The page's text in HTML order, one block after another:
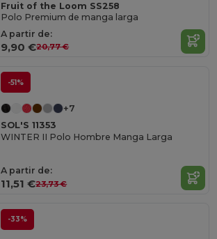
Fruit of the Loom SS258
Polo Premium de manga larga
A partir de:
9,90 €20,77 €
-51%
+7
SOL'S 11353
WINTER II Polo Hombre Manga Larga
A partir de:
11,51 €23,73 €
-33%